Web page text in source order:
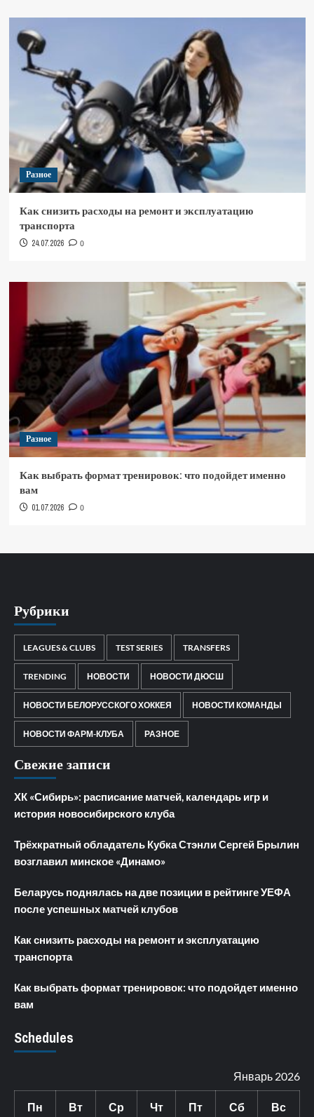
Разное
Как снизить расходы на ремонт и эксплуатацию
транспорта
24.07.2026 0
Разное
Как выбрать формат тренировок: что подойдет именно
вам
01.07.2026 0
Рубрики
LEAGUES & CLUBS TEST SERIES TRANSFERS
TRENDING НОВОСТИ НОВОСТИ ДЮСШ
НОВОСТИ БЕЛОРУССКОГО ХОККЕЯ НОВОСТИ КОМАНДЫ
НОВОСТИ ФАРМ-КЛУБА РАЗНОЕ
Свежие записи
ХК «Сибирь»: расписание матчей, календарь игр и
история новосибирского клуба
Трёхкратный обладатель Кубка Стэнли Сергей Брылин
возглавил минское «Динамо»
Беларусь поднялась на две позиции в рейтинге УЕФА
после успешных матчей клубов
Как снизить расходы на ремонт и эксплуатацию
транспорта
Как выбрать формат тренировок: что подойдет именно
вам
Schedules
Январь 2026
Пн Вт Ср Чт Пт Сб Вс